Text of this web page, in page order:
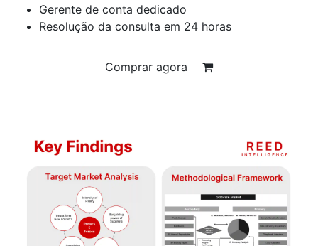
Gerente de conta dedicado
Resolução da consulta em 24 horas
Comprar agora